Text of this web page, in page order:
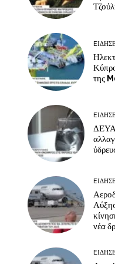
της
ΔΕΥΑ
νέα